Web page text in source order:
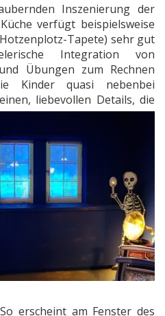
Inszenierung der
verfügt beispielsweise
Tapete) sehr gut
Integration von
Übungen zum Rechnen
Kinder quasi nebenbei
liebevollen Details, die
erscheint am Fenster des